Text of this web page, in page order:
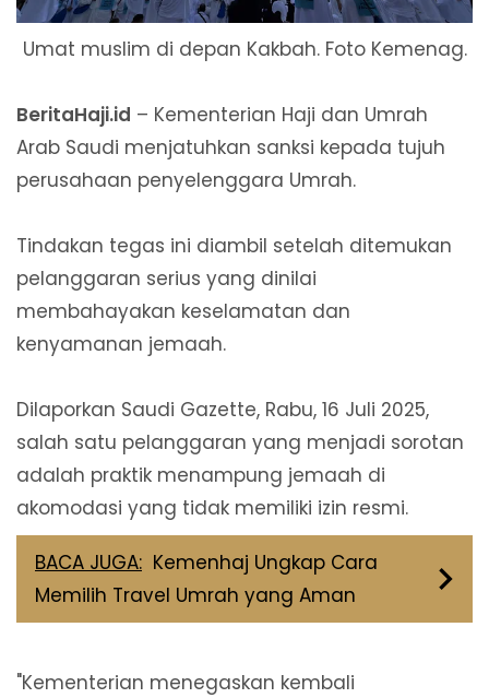
Umat muslim di depan Kakbah. Foto Kemenag.
BeritaHaji.id – Kementerian Haji dan Umrah
Arab Saudi menjatuhkan sanksi kepada tujuh
perusahaan penyelenggara Umrah.
Tindakan tegas ini diambil setelah ditemukan
pelanggaran serius yang dinilai
membahayakan keselamatan dan
kenyamanan jemaah.
Dilaporkan Saudi Gazette, Rabu, 16 Juli 2025,
salah satu pelanggaran yang menjadi sorotan
adalah praktik menampung jemaah di
akomodasi yang tidak memiliki izin resmi.
BACA JUGA: Kemenhaj Ungkap Cara
Memilih Travel Umrah yang Aman
"Kementerian menegaskan kembali